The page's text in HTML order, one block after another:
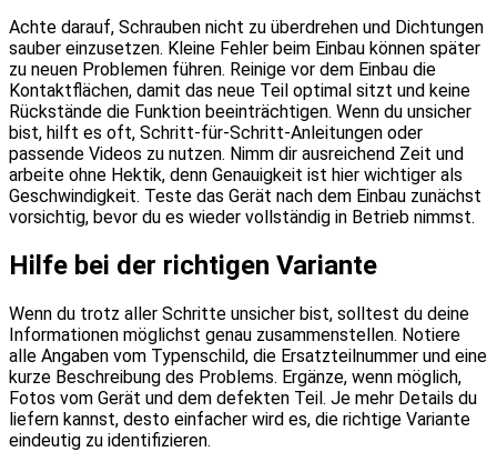
Achte darauf, Schrauben nicht zu überdrehen und Dichtungen
sauber einzusetzen. Kleine Fehler beim Einbau können später
zu neuen Problemen führen. Reinige vor dem Einbau die
Kontaktflächen, damit das neue Teil optimal sitzt und keine
Rückstände die Funktion beeinträchtigen. Wenn du unsicher
bist, hilft es oft, Schritt-für-Schritt-Anleitungen oder
passende Videos zu nutzen. Nimm dir ausreichend Zeit und
arbeite ohne Hektik, denn Genauigkeit ist hier wichtiger als
Geschwindigkeit. Teste das Gerät nach dem Einbau zunächst
vorsichtig, bevor du es wieder vollständig in Betrieb nimmst.
Hilfe bei der richtigen Variante
Wenn du trotz aller Schritte unsicher bist, solltest du deine
Informationen möglichst genau zusammenstellen. Notiere
alle Angaben vom Typenschild, die Ersatzteilnummer und eine
kurze Beschreibung des Problems. Ergänze, wenn möglich,
Fotos vom Gerät und dem defekten Teil. Je mehr Details du
liefern kannst, desto einfacher wird es, die richtige Variante
eindeutig zu identifizieren.